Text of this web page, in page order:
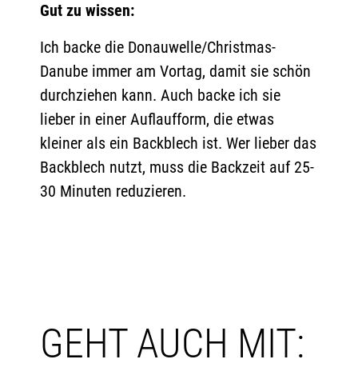
Gut zu wissen:
Ich backe die Donauwelle/Christmas-
Danube immer am Vortag, damit sie schön
durchziehen kann. Auch backe ich sie
lieber in einer Auflaufform, die etwas
kleiner als ein Backblech ist. Wer lieber das
Backblech nutzt, muss die Backzeit auf 25-
30 Minuten reduzieren.
GEHT AUCH MIT: